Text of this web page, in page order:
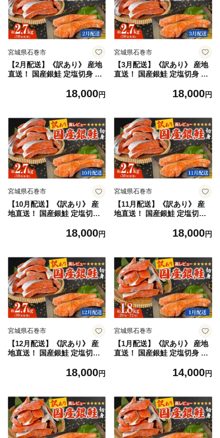
宮城県石巻市
【2月配送】《訳あり》 産地
直送！ 国産銀鮭 定塩切身 2.7
庭用 塩鮭 宮城県 石巻市
18,000円
宮城県石巻市
【3月配送】《訳あり》 産地
直送！ 国産銀鮭 定塩切身 2.7
庭用 塩鮭 宮城県 石巻市
18,000円
宮城県石巻市
【10月配送】《訳あり》 産
地直送！ 国産銀鮭 定塩切身
家庭用 塩鮭 宮城県 石巻市
18,000円
宮城県石巻市
【11月配送】《訳あり》 産
地直送！ 国産銀鮭 定塩切身
家庭用 塩鮭 宮城県 石巻市
18,000円
宮城県石巻市
【12月配送】《訳あり》 産
地直送！ 国産銀鮭 定塩切身
家庭用 塩鮭 宮城県 石巻市
18,000円
宮城県石巻市
【1月配送】《訳あり》 産地
直送！ 国産銀鮭 定塩切身 1.8
庭用 塩鮭 宮城県 石巻市
14,000円